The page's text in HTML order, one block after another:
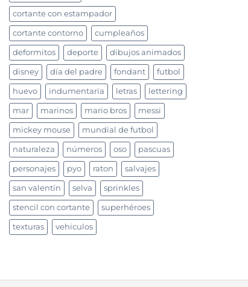
cortante con estampador
cortante contorno cumpleaños
deformitos deporte dibujos animados
disney día del padre fondant futbol
huevo indumentaria letras lettering
mar marinos mario bros messi
mickey mouse mundial de futbol
naturaleza números oso pascuas
personajes pyo raton salvajes
san valentín selva sprinkles
stencil con cortante superhéroes
texturas vehiculos